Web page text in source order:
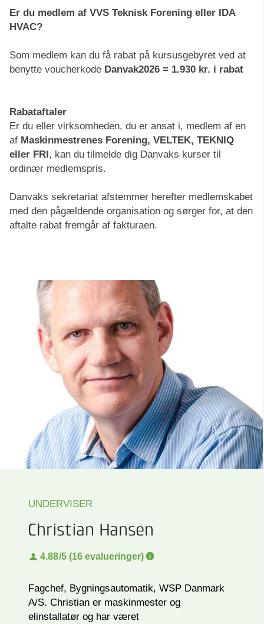
Er du medlem af VVS Teknisk Forening eller IDA
HVAC?
Som medlem kan du få rabat på kursusgebyret ved at
benytte voucherkode Danvak2026 = 1.930 kr. i rabat
Rabataftaler
Er du eller virksomheden, du er ansat i, medlem af en
af Maskinmestrenes Forening, VELTEK, TEKNIQ
eller FRI, kan du tilmelde dig Danvaks kurser til
ordinær medlemspris.
Danvaks sekretariat afstemmer herefter medlemskabet
med den pågældende organisation og sørger for, at den
aftalte rabat fremgår af fakturaen.
UNDERVISER
Christian Hansen
4.88/5 (16 evalueringer)
Fagchef, Bygningsautomatik, WSP Danmark
A/S. Christian er maskinmester og
elinstallatør og har været